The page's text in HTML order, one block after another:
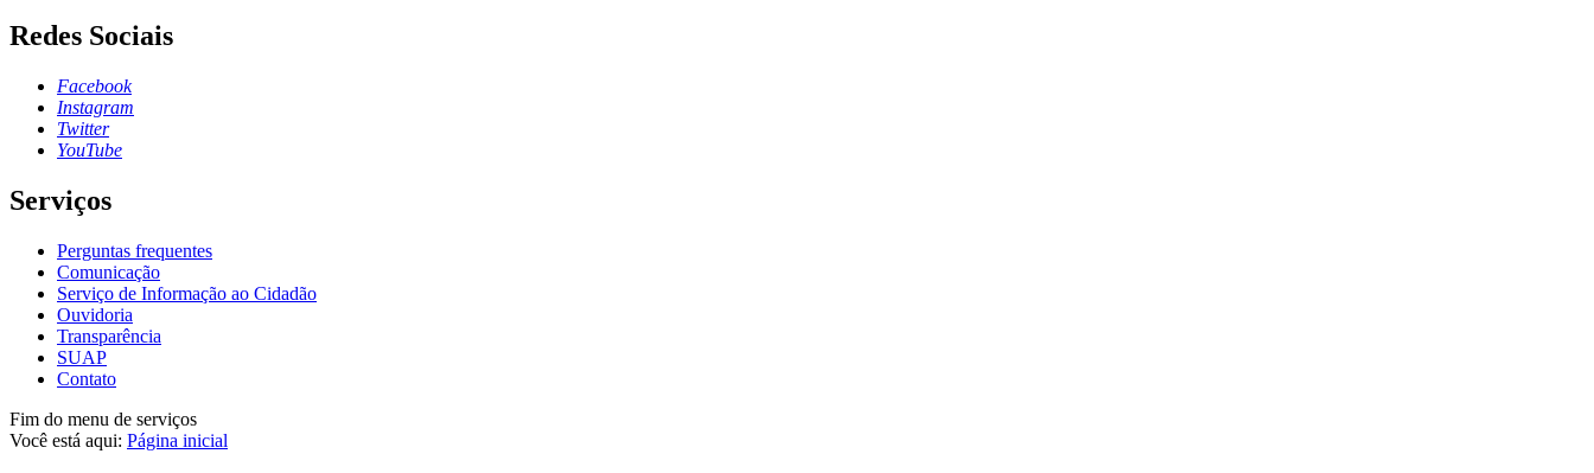
Redes Sociais
Facebook
Instagram
Twitter
YouTube
Serviços
Perguntas frequentes
Comunicação
Serviço de Informação ao Cidadão
Ouvidoria
Transparência
SUAP
Contato
Fim do menu de serviços
Você está aqui: Página inicial